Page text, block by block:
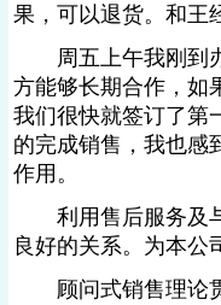
果，可以退货。和王
周五上午我刚到办
方能够长期合作，如
我们很快就签订了第
的完成销售，我也感
作用。
利用售后服务及与
良好的关系。为本公
顾问式销售理论贯